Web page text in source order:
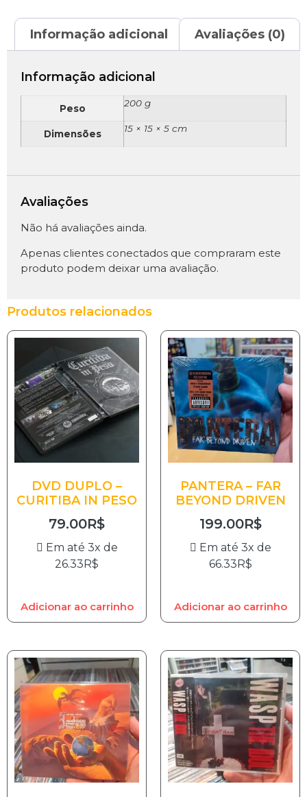
Informação adicional Avaliações (0)
Informação adicional
Peso 200 g
Dimensões 15 × 15 × 5 cm
Avaliações
Não há avaliações ainda.
Apenas clientes conectados que compraram este
produto podem deixar uma avaliação.
Produtos relacionados
DVD DUPLO –
CURITIBA IN PESO
79.00R$
Em até 3x de
26.33R$
Adicionar ao carrinho
PANTERA – FAR
BEYOND DRIVEN
199.00R$
Em até 3x de
66.33R$
Adicionar ao carrinho